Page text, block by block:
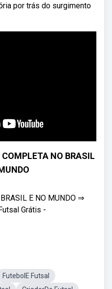
por trás do surgimento
NO BRASIL
E NO MUNDO ⇒
Grátis -
FutebolE Futsal